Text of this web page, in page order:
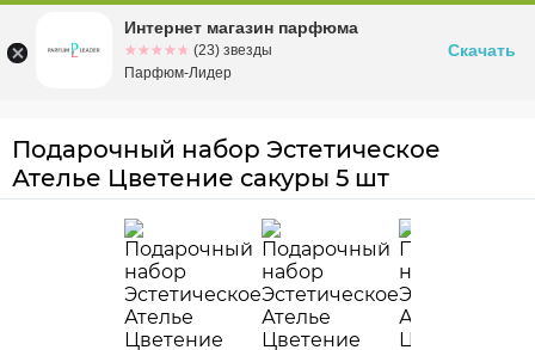
Омскул. Заозерная, 11, к. 1
Подарочный набор Эстетическое
Ателье Цветение сакуры 5 шт
Интернет магазин парфюма
☆☆☆☆☆
★★★★★ (23) звезды
Парфюм-Лидер
Скачать